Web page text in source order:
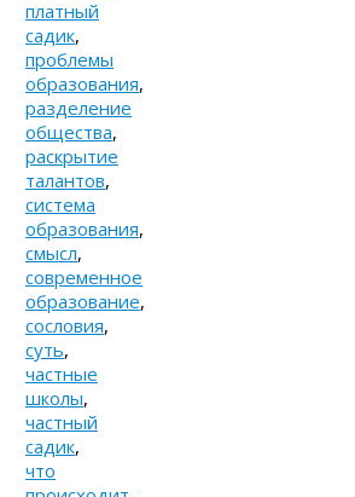
платный
садик,
проблемы
образования,
разделение
общества,
раскрытие
талантов,
система
образования,
смысл,
современное
образование,
сословия,
суть,
частные
школы,
частный
садик,
что